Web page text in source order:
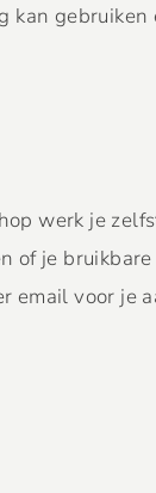
gebruiken
werk je
of je
email voor je